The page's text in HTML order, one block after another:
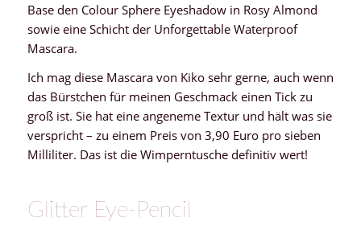
Base den Colour Sphere Eyeshadow in Rosy Almond
sowie eine Schicht der Unforgettable Waterproof
Mascara.
Ich mag diese Mascara von Kiko sehr gerne, auch wenn
das Bürstchen für meinen Geschmack einen Tick zu
groß ist. Sie hat eine angeneme Textur und hält was sie
verspricht – zu einem Preis von 3,90 Euro pro sieben
Milliliter. Das ist die Wimperntusche definitiv wert!
Glitter Eye-Pencil